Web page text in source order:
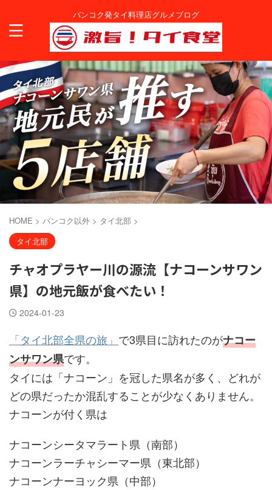
バンコク発タイ料理店グルメブログ
HOME > バンコク以外 > タイ北部 >
タイ北部
チャオプラヤー川の源流【ナコーンサワン
県】の地元飯が食べたい！
2024-01-23
「タイ北部全県の旅」 で3県目に訪れたのがナコー
ンサワン県です。
タイには「ナコーン」を冠した県名が多く、どれが
どの県だったか混乱することが少なくありません。
ナコーンが付く県は
ナコーンシータマラート県（南部）
ナコーンラーチャシーマー県（東北部）
ナコーンナーヨック県（中部）